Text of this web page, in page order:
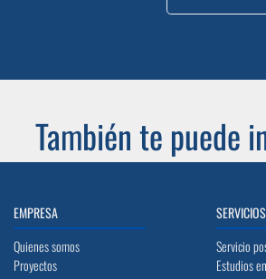
También te puede
EMPRESA
Quienes somos
Proyectos
SERVICIOS
Servicio
Estudios